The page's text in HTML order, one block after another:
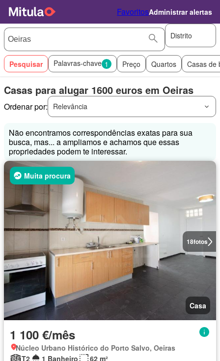
FavoritosAdministrar alertas
Distrito
Pesquisar Palavras-chave 1 Preço Quartos Casas de
Casas para alugar 1600 euros em Oeiras
Ordenar por: Relevância
Não encontramos correspondências exatas para sua
busca, mas... a ampliamos e achamos que essas
propriedades podem te interessar.
18fotos
Muita procura
Casa
1 100 €/mês
Núcleo Urbano Histórico do Porto Salvo, Oeiras
T2
1 Banheiro 62 m²